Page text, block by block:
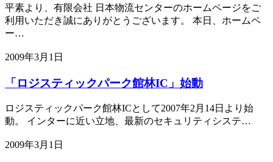
平素より、有限会社 日本物流センターのホームページをご
利用いただき誠にありがとうございます。 本日、ホームペ
ー…
2009年3月1日
「ロジスティックパーク館林IC」始動
ロジスティックパーク館林ICとして2007年2月14日より始
動。 インターに近い立地、最新のセキュリティシステ…
2009年3月1日